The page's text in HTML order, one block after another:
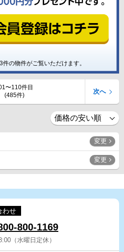
件の物件がご覧いただけます。
〜110件目
(485件)
次へ
変更
変更
わせ
800-1169
（水曜日定休）